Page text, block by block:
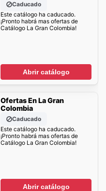
Caducado
Este catálogo ha caducado.
¡Pronto habrá mas ofertas de
Catálogo La Gran Colombia!
Abrir catálogo
Ofertas En La Gran
Colombia
Caducado
Este catálogo ha caducado.
¡Pronto habrá mas ofertas de
Catálogo La Gran Colombia!
Abrir catálogo